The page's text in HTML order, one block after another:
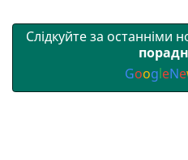
Слідкуйте за останніми
GoogleNe